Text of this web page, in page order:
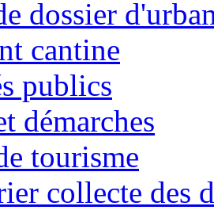
dossier
cantine
publics
démarches
tourisme
collecte des